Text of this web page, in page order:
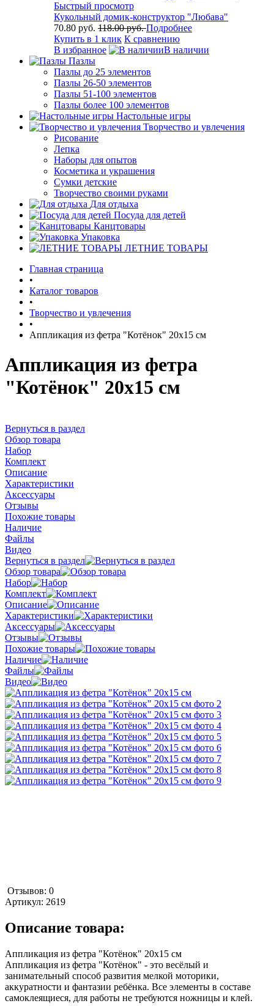
Быстрый просмотр
Кукольный домик-конструктор "Любава"
70.80 руб. 118.00 руб.Подробнее
Купить в 1 клик К сравнению
В избранное
В наличии
Пазлы
Пазлы до 25 элементов
Пазлы 26-50 элементов
Пазлы 51-100 элементов
Пазлы более 100 элементов
Настольные игры
Творчество и увлечения
Рисование
Лепка
Наборы для опытов
Косметика и украшения
Сумки детские
Творчество своими руками
Для отдыха
Посуда для детей
Канцтовары
Упаковка
ЛЕТНИЕ ТОВАРЫ
Главная страница
•
Каталог товаров
•
Творчество и увлечения
•
Аппликация из фетра "Котёнок" 20х15 см
Аппликация из фетра
"Котёнок" 20х15 см
Вернуться в раздел
Обзор товара
Набор
Комплект
Описание
Характеристики
Аксессуары
Отзывы
Похожие товары
Наличие
Файлы
Видео
Вернуться в раздел
Обзор товара
Набор
Комплект
Описание
Характеристики
Аксессуары
Отзывы
Похожие товары
Наличие
Файлы
Видео
Отзывов: 0
Артикул: 2619
Описание товара:
Аппликация из фетра "Котёнок" 20х15 см
Аппликация из фетра "Котёнок" - это весёлый и
занимательный способ развития мелкой моторики,
аккуратности и фантазии ребёнка. Все элементы в составе
самоклеящиеся, для работы не требуются ножницы и клей.